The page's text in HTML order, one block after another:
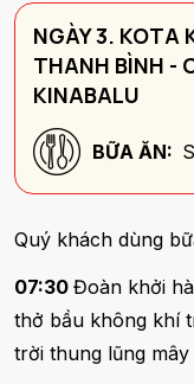
NGÀY 3. KOTA
THANH BÌNH -
KINABALU
BỮA ĂN:
Quý khách dùng
07:30 Đoàn khởi
thở bầu không khí
trời thung lũng mây